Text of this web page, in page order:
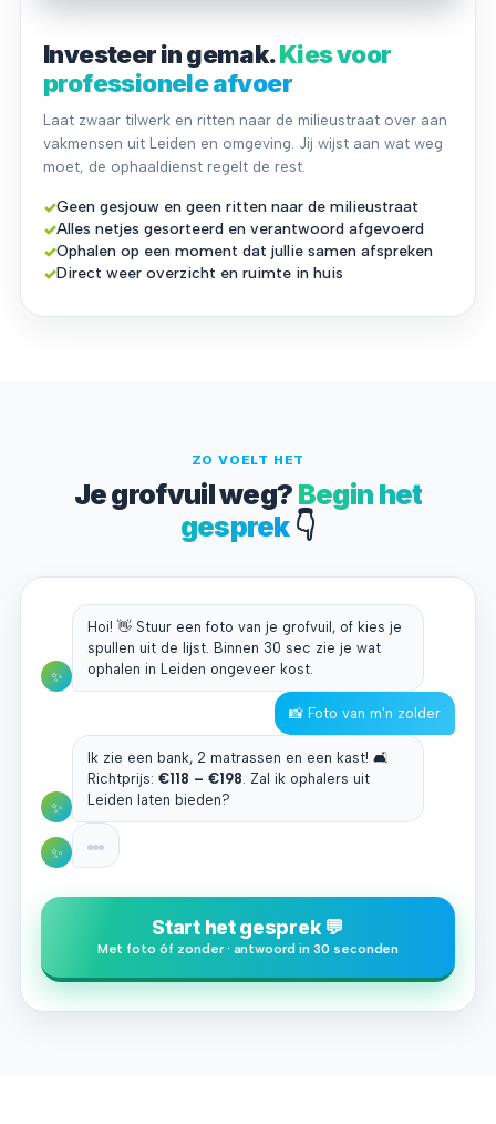
Investeer in gemak.Kies voor
professionele afvoer
Laat zwaar tilwerk en ritten naar de milieustraat over aan
vakmensen uit Leiden en omgeving. Jij wijst aan wat weg
moet, de ophaaldienst regelt de rest.
✓Geen gesjouw en geen ritten naar de milieustraat
✓Alles netjes gesorteerd en verantwoord afgevoerd
✓Ophalen op een moment dat jullie samen afspreken
✓Direct weer overzicht en ruimte in huis
ZO VOELT HET
Je grofvuil weg? Begin het
gesprek👇
✨
Hoi! 👋 Stuur een foto van je grofvuil, of kies je
spullen uit de lijst. Binnen 30 sec zie je wat
ophalen in Leiden ongeveer kost.
📸 Foto van m'n zolder
✨
Ik zie een bank, 2 matrassen en een kast! 🛋️
Richtprijs: €118 – €198. Zal ik ophalers uit
Leiden laten bieden?
✨
Start het gesprek 💬
Met foto óf zonder · antwoord in 30 seconden